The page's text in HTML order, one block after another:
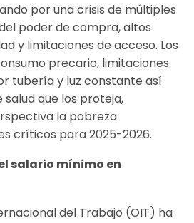
por una crisis de múltiples
poder de compra, altos
y limitaciones de acceso. Los
precario, limitaciones
tubería y luz constante así
que los proteja,
la pobreza
críticos para 2025-2026.
salario mínimo en
del Trabajo (OIT) ha